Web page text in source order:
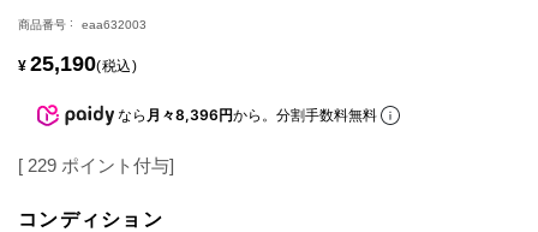
商品番号 eaa632003
¥ 25,190 税込
なら 月々8,396円から。分割手数料無料
[ 229 ポイント付与]
コンディション